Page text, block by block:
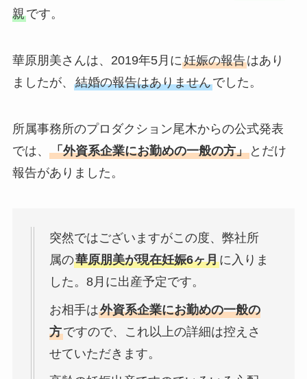
親です。
華原朋美さんは、2019年5月に妊娠の報告はあり
ましたが、 結婚の報告はありませんでした。
所属事務所のプロダクション尾木からの公式発表
では、 「外資系企業にお勤めの一般の方」とだけ
報告がありました。
突然ではございますがこの度、弊社所
属の華原朋美が現在妊娠6ヶ月に入りま
した。8月に出産予定です。
お相手は外資系企業にお勤めの一般の
方ですので、これ以上の詳細は控えさ
せていただきます。